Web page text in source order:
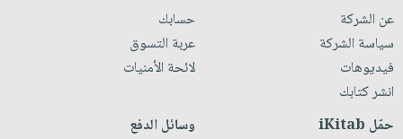
عن الشركة
سياسة الشركة
فيديوهات
انشر كتابك
حسابك
عربة التسوق
لائحة الأمنيات
حمّل iKitab وسائل الدفع